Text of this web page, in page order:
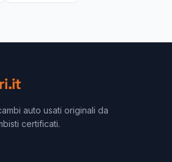
auto usati originali da
certificati.